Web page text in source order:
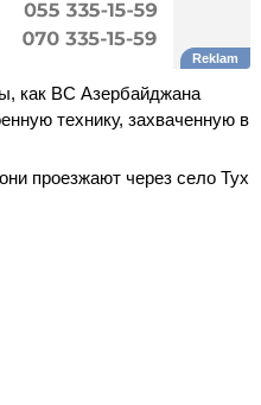
как ВС Азербайджана
технику, захваченную в
проезжают через село Тух